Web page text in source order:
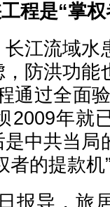
程是“掌
江流域水
防洪功能
通过全面
2009年就
中共当局
者的提款机
报导，旅